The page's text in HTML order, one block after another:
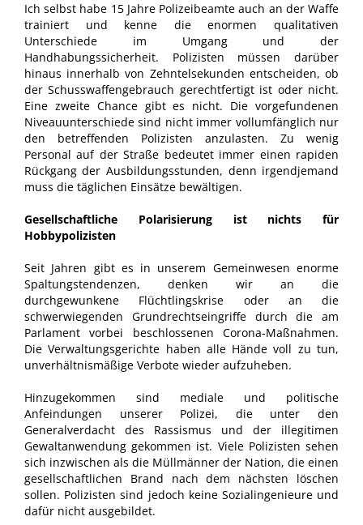
Ich selbst habe 15 Jahre Polizeibeamte auch an der Waffe
trainiert und kenne die enormen qualitativen
Unterschiede im Umgang und der
Handhabungssicherheit. Polizisten müssen darüber
hinaus innerhalb von Zehntelsekunden entscheiden, ob
der Schusswaffengebrauch gerechtfertigt ist oder nicht.
Eine zweite Chance gibt es nicht. Die vorgefundenen
Niveauunterschiede sind nicht immer vollumfänglich nur
den betreffenden Polizisten anzulasten. Zu wenig
Personal auf der Straße bedeutet immer einen rapiden
Rückgang der Ausbildungsstunden, denn irgendjemand
muss die täglichen Einsätze bewältigen.
Gesellschaftliche Polarisierung ist nichts für
Hobbypolizisten
Seit Jahren gibt es in unserem Gemeinwesen enorme
Spaltungstendenzen, denken wir an die
durchgewunkene Flüchtlingskrise oder an die
schwerwiegenden Grundrechtseingriffe durch die am
Parlament vorbei beschlossenen Corona-Maßnahmen.
Die Verwaltungsgerichte haben alle Hände voll zu tun,
unverhältnismäßige Verbote wieder aufzuheben.
Hinzugekommen sind mediale und politische
Anfeindungen unserer Polizei, die unter den
Generalverdacht des Rassismus und der illegitimen
Gewaltanwendung gekommen ist. Viele Polizisten sehen
sich inzwischen als die Müllmänner der Nation, die einen
gesellschaftlichen Brand nach dem nächsten löschen
sollen. Polizisten sind jedoch keine Sozialingenieure und
dafür nicht ausgebildet.